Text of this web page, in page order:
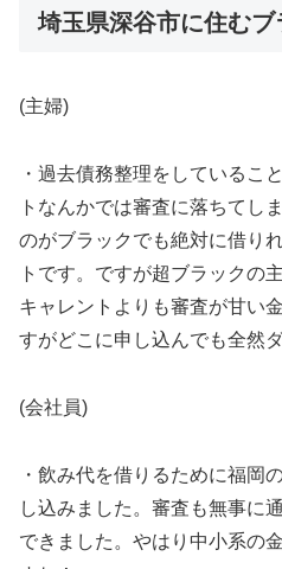
埼玉県深谷市に住むブ
(主婦)
・過去債務整理をしているこ
トなんかでは審査に落ちてし
のがブラックでも絶対に借り
トです。ですが超ブラックの
キャレントよりも審査が甘い
すがどこに申し込んでも全然ダ
(会社員)
・飲み代を借りるために福岡
し込みました。審査も無事に
できました。やはり中小系の